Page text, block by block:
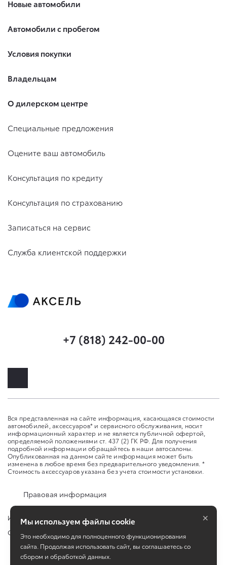
Новые автомобили
Автомобили с пробегом
Условия покупки
Владельцам
О дилерском центре
Специальные предложения
Оцените ваш автомобиль
Консультация по кредиту
Консультация по страхованию
Записаться на сервис
Служба клиентской поддержки
+7 (818) 242-00-00
Вся представленная на сайте информация, касающаяся стоимости
автомобилей, аксессуаров* и сервисного обслуживания, носит
информационный характер и не является публичной офертой,
определяемой положениями ст. 437 (2) ГК РФ. Для получения
подробной информации обращайтесь в наши автосалоны.
Опубликованная на данном сайте информация может быть
изменена в любое время без предварительного уведомления. *
Стоимость аксессуаров указана без учета стоимости установки.
Правовая информация
Изменить настройку cookies
Сбросить cookie
Мы используем файлы cookie
Это необходимо для полноценного функционирования
сайта. Продолжая использовать сайт, вы соглашаетесь со
сбором и обработкой данных.
×